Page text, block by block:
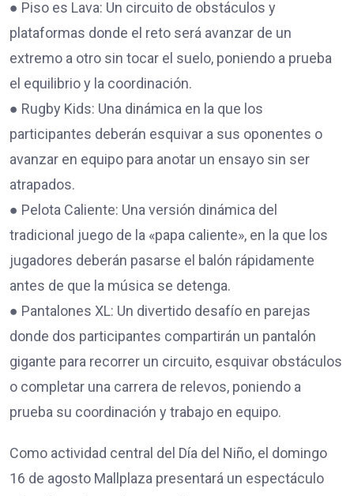
● Piso es Lava: Un circuito de obstáculos y
plataformas donde el reto será avanzar de un
extremo a otro sin tocar el suelo, poniendo a prueba
el equilibrio y la coordinación.
● Rugby Kids: Una dinámica en la que los
participantes deberán esquivar a sus oponentes o
avanzar en equipo para anotar un ensayo sin ser
atrapados.
● Pelota Caliente: Una versión dinámica del
tradicional juego de la «papa caliente», en la que los
jugadores deberán pasarse el balón rápidamente
antes de que la música se detenga.
● Pantalones XL: Un divertido desafío en parejas
donde dos participantes compartirán un pantalón
gigante para recorrer un circuito, esquivar obstáculos
o completar una carrera de relevos, poniendo a
prueba su coordinación y trabajo en equipo.
Como actividad central del Día del Niño, el domingo
16 de agosto Mallplaza presentará un espectáculo